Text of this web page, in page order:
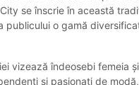
se înscrie în această
publicului o gamă
vizează îndeosebi femeia
și pasionați de